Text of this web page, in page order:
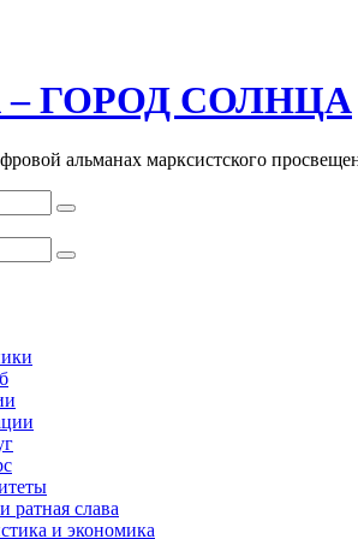
ГОРОД СОЛНЦА
альманах марксистского
ратная слава
и экономика